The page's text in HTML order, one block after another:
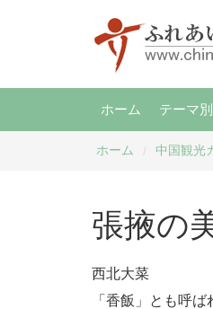
ホーム テーマ
ホーム 中国観光
張掖の
西北大菜
「香飯」とも呼